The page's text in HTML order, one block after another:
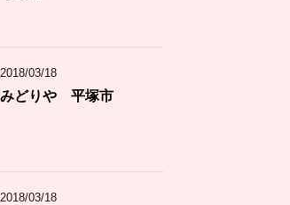
2018/03/18
みどりや 平塚市
2018/03/18